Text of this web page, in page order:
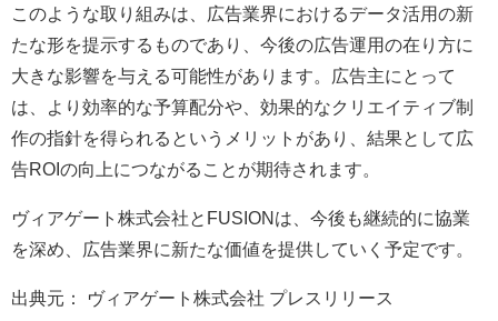
このような取り組みは、広告業界におけるデータ活用の新
たな形を提示するものであり、今後の広告運用の在り方に
大きな影響を与える可能性があります。広告主にとって
は、より効率的な予算配分や、効果的なクリエイティブ制
作の指針を得られるというメリットがあり、結果として広
告ROIの向上につながることが期待されます。
ヴィアゲート株式会社とFUSIONは、今後も継続的に協業
を深め、広告業界に新たな価値を提供していく予定です。
出典元： ヴィアゲート株式会社 プレスリリース